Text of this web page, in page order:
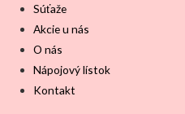
Súťaže
Akcie u nás
O nás
Nápojový lístok
Kontakt